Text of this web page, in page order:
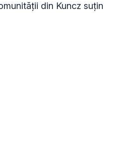
din Kuncz suțin